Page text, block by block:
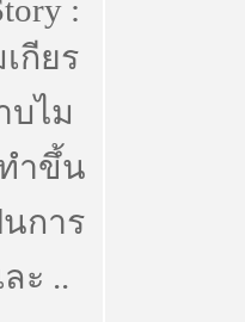
:
กียร
บไม
ำขึ้น
นการ
ะ ..